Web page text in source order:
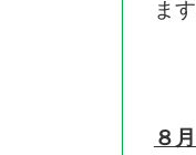
ます
８